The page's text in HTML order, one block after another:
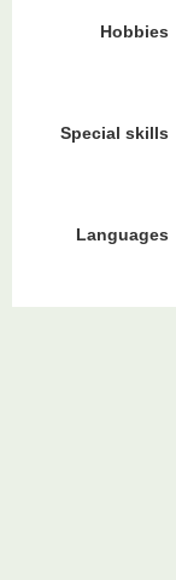
Hobbies
Special skills
Languages